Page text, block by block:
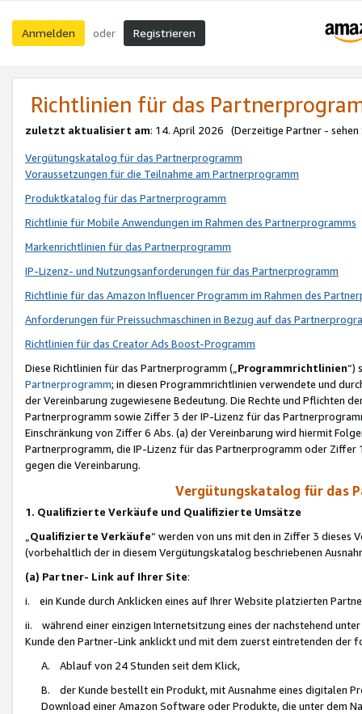
Anmelden oder Registrieren
Richtlinien für das
zuletzt aktualisiert am: 14. April 2026 (Derzeitige Partner - sehen
Vergütungskatalog für das Partnerprogramm
Voraussetzungen für die Teilnahme am Partnerprogramm
Produktkatalog für das Partnerprogramm
Richtlinie für Mobile Anwendungen im Rahmen des Partnerprogramms
Markenrichtlinien für das Partnerprogramm
IP-Lizenz- und Nutzungsanforderungen für das Partnerprogramm
Richtlinie für das Amazon Influencer Programm im Rahmen des
Anforderungen für Preissuchmaschinen in Bezug auf das
Richtlinien für das Creator Ads Boost-Programm
Diese Richtlinien für das Partnerprogramm („Programmrichtlinien“)
Partnerprogramm; in diesen Programmrichtlinien verwendete und
der Vereinbarung zugewiesene Bedeutung. Die Rechte und Pflichten
Partnerprogramm sowie Ziffer 3 der IP-Lizenz für das
Einschränkung von Ziffer 6 Abs. (a) der Vereinbarung wird hiermit
Partnerprogramm, die IP-Lizenz für das Partnerprogramm oder
gegen die Vereinbarung.
Vergütungskatalog für das
1. Qualifizierte Verkäufe und Qualifizierte Umsätze
Qualifizierte Verkäufe“ werden von uns mit den in Ziffer 3
(vorbehaltlich der in diesem Vergütungskatalog beschriebenen
(a) Partner- Link auf Ihrer Site:
i. ein Kunde durch Anklicken eines auf Ihrer Website platzierten
ii. während einer einzigen Internetsitzung eines der nachstehend
Kunde den Partner-Link anklickt und mit dem zuerst eintretenden der
A. Ablauf von 24 Stunden seit dem Klick,
B. der Kunde bestellt ein Produkt, mit Ausnahme eines digitalen
Download einer Amazon Software oder Produkte, die unter dem